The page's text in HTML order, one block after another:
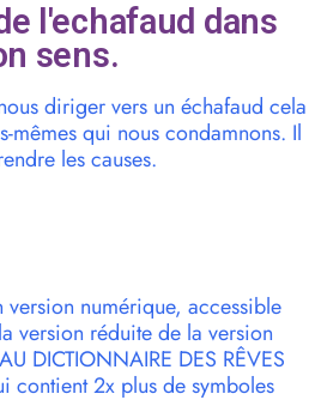
l'echafaud dans
sens.
diriger vers un échafaud cela
mêmes qui nous condamnons. Il
les causes.
numérique, accessible
version réduite de la version
DICTIONNAIRE DES RÊVES
contient 2x plus de symboles